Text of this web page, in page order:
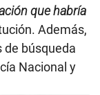
que habría
Además,
de búsqueda
Nacional y